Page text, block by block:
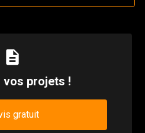
description
vos projets !
gratuit